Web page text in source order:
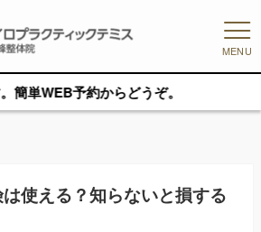
MENU
約からどうぞ。
使える？知らないと損する